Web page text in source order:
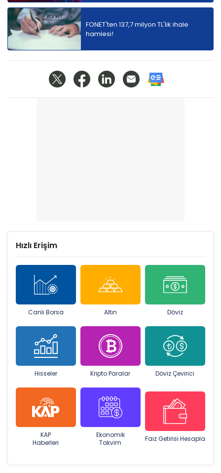
FONET'ten 137,7 milyon TL'lik ihale
hamlesi!
Hızlı Erişim
Canlı Borsa Altın Döviz
Hisseler Kripto Paralar Döviz Çevirici
KAP
Haberleri
Ekonomik
Takvim
Faiz Getirisi Hesapla